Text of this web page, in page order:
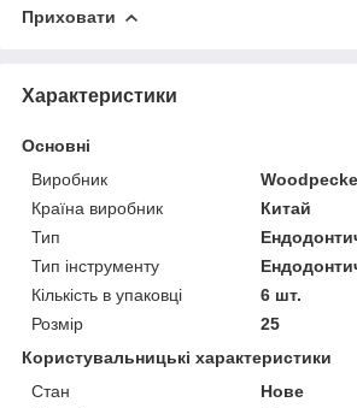
Приховати
Характеристики
Основні
Виробник
Країна виробник
Китай
Тип
Тип інструменту
Кількість в упаковці
6 шт.
Розмір
25
Користувальницькі характеристики
Стан
Нове